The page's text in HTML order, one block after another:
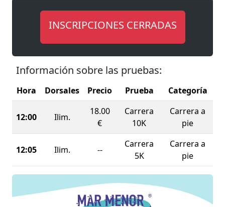
INSCRIPCIONES CERRADAS
Información sobre las pruebas:
Hora Dorsales Precio Prueba Categoría
12:00 Ilim.
18.00
€
Carrera
10K
Carrera a
pie
12:05 Ilim. --
Carrera
5K
Carrera a
pie